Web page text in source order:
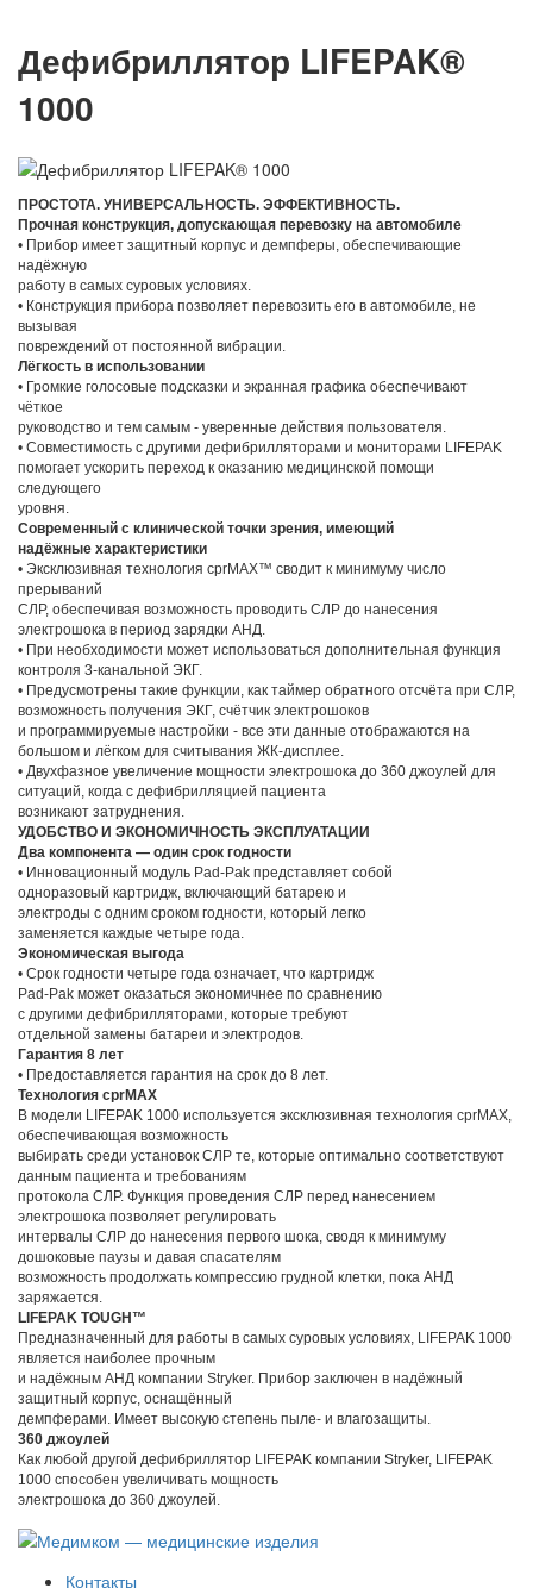
Дефибриллятор LIFEPAK®
1000
ПРОСТОТА. УНИВЕРСАЛЬНОСТЬ. ЭФФЕКТИВНОСТЬ.
Прочная конструкция, допускающая перевозку на автомобиле
• Прибор имеет защитный корпус и демпферы, обеспечивающие
надёжную
работу в самых суровых условиях.
• Конструкция прибора позволяет перевозить его в автомобиле, не
вызывая
повреждений от постоянной вибрации.
Лёгкость в использовании
• Громкие голосовые подсказки и экранная графика обеспечивают
чёткое
руководство и тем самым - уверенные действия пользователя.
• Совместимость с другими дефибрилляторами и мониторами LIFEPAK
помогает ускорить переход к оказанию медицинской помощи
следующего
уровня.
Современный с клинической точки зрения, имеющий
надёжные характеристики
• Эксклюзивная технология cprMAX™ сводит к минимуму число
прерываний
СЛР, обеспечивая возможность проводить СЛР до нанесения
электрошока в период зарядки АНД.
• При необходимости может использоваться дополнительная функция
контроля 3-канальной ЭКГ.
• Предусмотрены такие функции, как таймер обратного отсчёта при СЛР,
возможность получения ЭКГ, счётчик электрошоков
и программируемые настройки - все эти данные отображаются на
большом и лёгком для считывания ЖК-дисплее.
• Двухфазное увеличение мощности электрошока до 360 джоулей для
ситуаций, когда с дефибрилляцией пациента
возникают затруднения.
УДОБСТВО И ЭКОНОМИЧНОСТЬ ЭКСПЛУАТАЦИИ
Два компонента — один срок годности
• Инновационный модуль Pad-Pak представляет собой
одноразовый картридж, включающий батарею и
электроды с одним сроком годности, который легко
заменяется каждые четыре года.
Экономическая выгода
• Срок годности четыре года означает, что картридж
Pad-Pak может оказаться экономичнее по сравнению
с другими дефибрилляторами, которые требуют
отдельной замены батареи и электродов.
Гарантия 8 лет
• Предоставляется гарантия на срок до 8 лет.
Технология cprMAX
В модели LIFEPAK 1000 используется эксклюзивная технология cprMAX,
обеспечивающая возможность
выбирать среди установок СЛР те, которые оптимально соответствуют
данным пациента и требованиям
протокола СЛР. Функция проведения СЛР перед нанесением
электрошока позволяет регулировать
интервалы СЛР до нанесения первого шока, сводя к минимуму
дошоковые паузы и давая спасателям
возможность продолжать компрессию грудной клетки, пока АНД
заряжается.
LIFEPAK TOUGH™
Предназначенный для работы в самых суровых условиях, LIFEPAK 1000
является наиболее прочным
и надёжным АНД компании Stryker. Прибор заключен в надёжный
защитный корпус, оснащённый
демпферами. Имеет высокую степень пыле- и влагозащиты.
360 джоулей
Как любой другой дефибриллятор LIFEPAK компании Stryker, LIFEPAK
1000 способен увеличивать мощность
электрошока до 360 джоулей.
Контакты